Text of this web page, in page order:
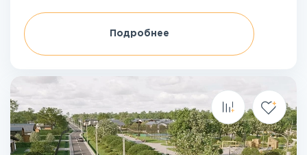
Подробнее